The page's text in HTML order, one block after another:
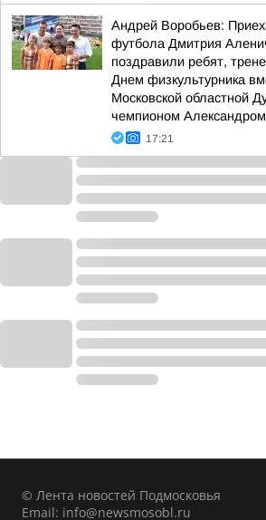
Андрей Воробьев:
футбола Дмитрия
поздравили ребят,
Днем физкультурника
Московской областной
чемпионом
17:21
© Лента новостей Подмосковья
Email: info@newsmosobl.ru